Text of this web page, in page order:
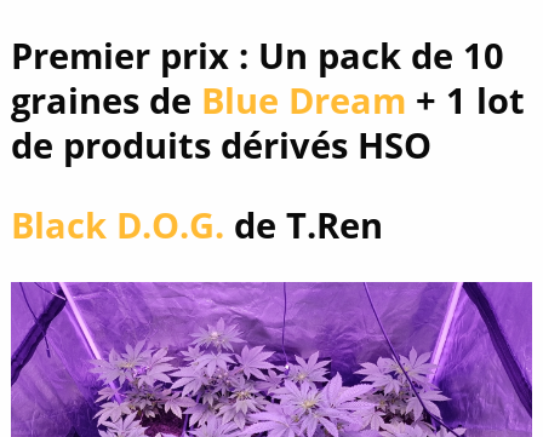
Premier prix : Un pack de 10
graines de Blue Dream + 1 lot
de produits dérivés HSO
Black D.O.G. de T.Ren